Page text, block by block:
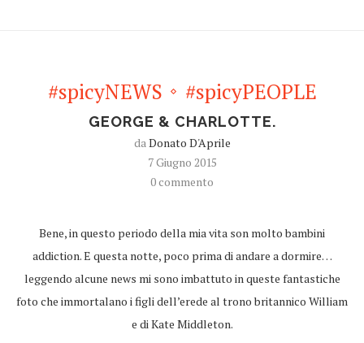
#spicyNEWS #spicyPEOPLE
GEORGE & CHARLOTTE.
daDonato D'Aprile
7 Giugno 2015
0 commento
Bene, in questo periodo della mia vita son molto bambini
addiction. E questa notte, poco prima di andare a dormire…
leggendo alcune news mi sono imbattuto in queste fantastiche
foto che immortalano i figli dell’erede al trono britannico William
e di Kate Middleton.